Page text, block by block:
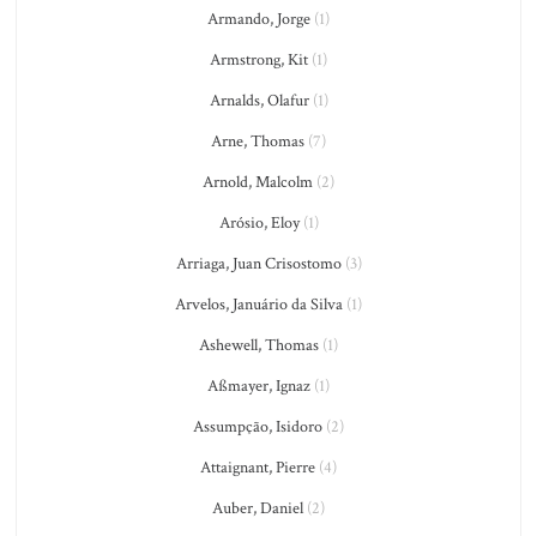
Armando, Jorge (1)
Armstrong, Kit (1)
Arnalds, Olafur(1)
Arne, Thomas (7)
Arnold, Malcolm (2)
Arósio, Eloy(1)
Arriaga, Juan Crisostomo(3)
Arvelos, Januário da Silva (1)
Ashewell, Thomas (1)
Aßmayer, Ignaz (1)
Assumpção, Isidoro (2)
Attaignant, Pierre (4)
Auber, Daniel (2)